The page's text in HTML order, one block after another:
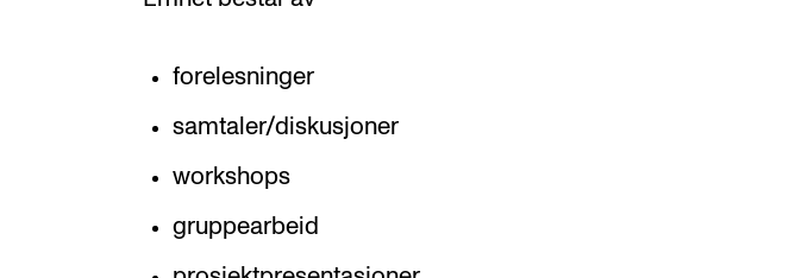
forelesninger
samtaler/diskusjoner
workshops
gruppearbeid